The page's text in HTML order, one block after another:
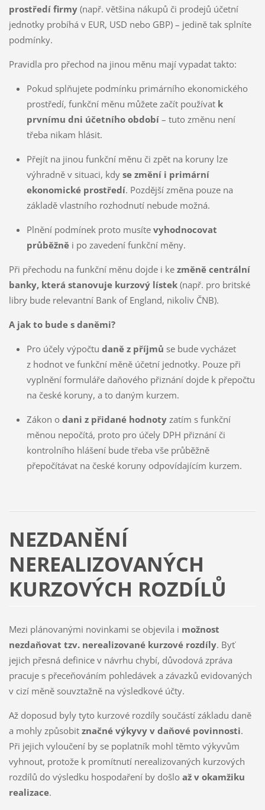
prostředí firmy(např. většina nákupů či prodejů účetní
jednotky probíhá v EUR, USD nebo GBP) – jedině tak splníte
podmínky.
Pravidla pro přechod na jinou měnu mají vypadat takto:
Pokud splňujete podmínku primárního ekonomického
prostředí, funkční měnu můžete začít používat k
prvnímu dni účetního období– tuto změnu není
třeba nikam hlásit.
Přejít na jinou funkční měnu či zpět na koruny lze
výhradně v situaci, kdy se změní i primární
ekonomické prostředí. Pozdější změna pouze na
základě vlastního rozhodnutí nebude možná.
Plnění podmínek proto musíte vyhodnocovat
průběžněi po zavedení funkční měny.
Při přechodu na funkční měnu dojde i ke změně centrální
banky, která stanovuje kurzový lístek(např. pro britské
libry bude relevantní Bank of England, nikoliv ČNB).
A jak to bude s daněmi?
Pro účely výpočtu daně z příjmů se bude vycházet
z hodnot ve funkční měně účetní jednotky. Pouze při
vyplnění formuláře daňového přiznání dojde k přepočtu
na české koruny, a to daným kurzem.
Zákon o dani z přidané hodnotyzatím s funkční
měnou nepočítá, proto pro účely DPH přiznání či
kontrolního hlášení bude třeba vše průběžně
přepočítávat na české koruny odpovídajícím kurzem.
NEZDANĚNÍ
NEREALIZOVANÝCH
KURZOVÝCH ROZDÍLŮ
Mezi plánovanými novinkami se objevila i možnost
nezdaňovat tzv. nerealizované kurzové rozdíly. Byť
jejich přesná definice v návrhu chybí, důvodová zpráva
pracuje s přeceňováním pohledávek a závazků evidovaných
v cizí měně souvztažně na výsledkové účty.
Až doposud byly tyto kurzové rozdíly součástí základu daně
a mohly způsobit značné výkyvy v daňové povinnosti.
Při jejich vyloučení by se poplatník mohl těmto výkyvům
vyhnout, protože k promítnutí nerealizovaných kurzových
rozdílů do výsledku hospodaření by došlo až v okamžiku
realizace.